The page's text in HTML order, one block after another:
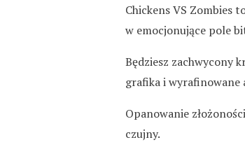
Chickens VS Zombies
w emocjonujące pole
Będziesz zachwycony
grafika i wyrafinowane
Opanowanie
czujny.